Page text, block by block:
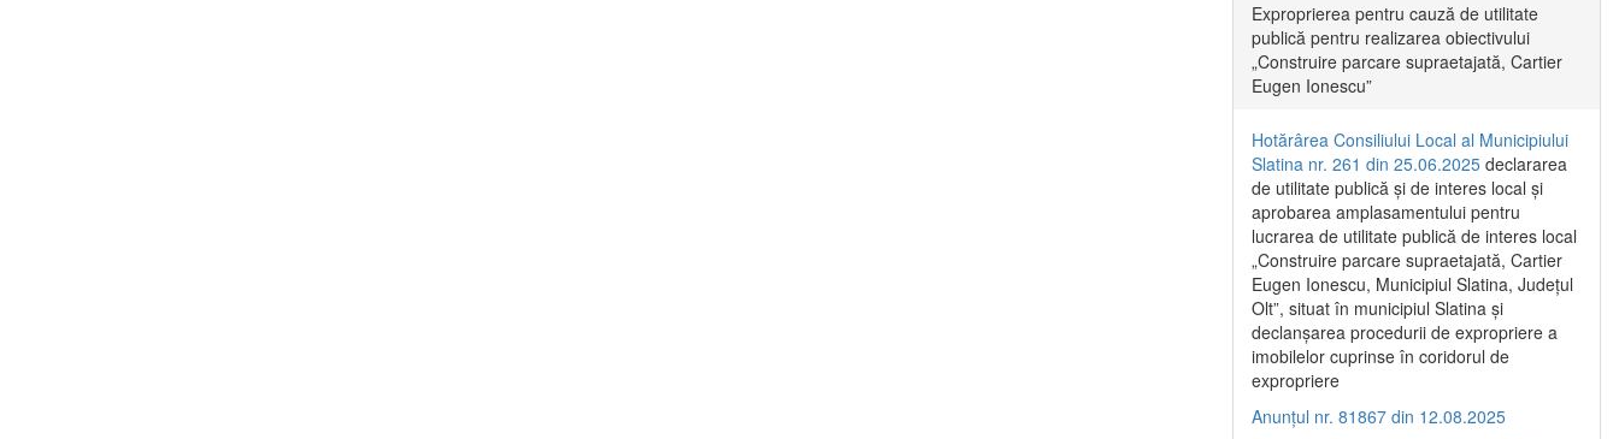
Exproprierea pentru cauză de utilitate
publică pentru realizarea obiectivului
„Construire parcare supraetajată, Cartier
Eugen Ionescu”
Hotărârea Consiliului Local al Municipiului
Slatina nr. 261 din 25.06.2025 declararea
de utilitate publică și de interes local și
aprobarea amplasamentului pentru
lucrarea de utilitate publică de interes local
„Construire parcare supraetajată, Cartier
Eugen Ionescu, Municipiul Slatina, Județul
Olt”, situat în municipiul Slatina și
declanșarea procedurii de expropriere a
imobilelor cuprinse în coridorul de
expropriere
Anunțul nr. 81867 din 12.08.2025